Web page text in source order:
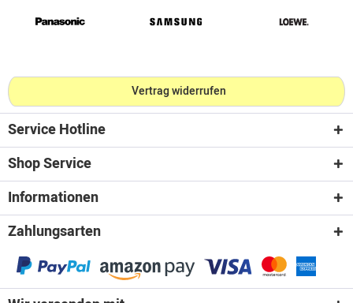
Vertrag widerrufen
Service Hotline
Shop Service
Informationen
Zahlungsarten